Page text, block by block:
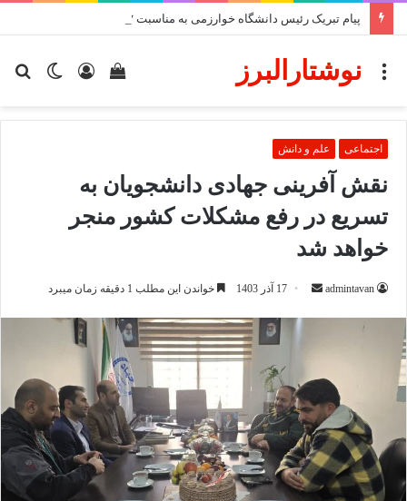
تغییر
ورود
دیدن
خرید
نوشتارالبرزمنو
اجتماعی علم و دانش
نقش آفرینی جهادی دانشجویان به
تسریع در رفع مشکلات کشور منجر
خواهد شد
admintavan
ارسال17 آذر 1403 خواندن این مطلب 1 دقیقه زمان میبرد